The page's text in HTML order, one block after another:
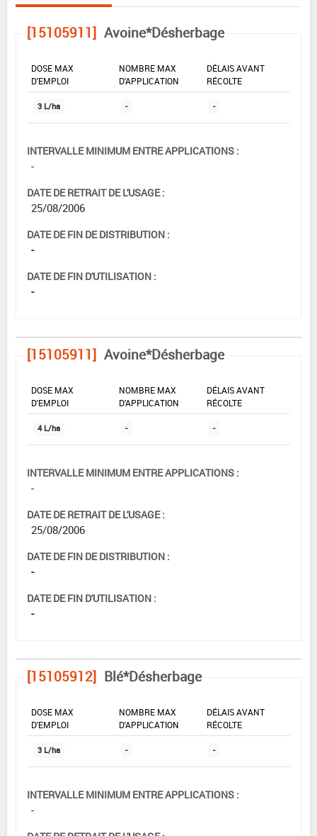
[15105911] Avoine*Désherbage
DOSE MAX
D'EMPLOI
NOMBRE MAX
D'APPLICATION
DÉLAIS AVANT
RÉCOLTE
3 L/ha - -
INTERVALLE MINIMUM ENTRE APPLICATIONS :
-
DATE DE RETRAIT DE L'USAGE :
25/08/2006
DATE DE FIN DE DISTRIBUTION :
-
DATE DE FIN D'UTILISATION :
-
[15105911] Avoine*Désherbage
DOSE MAX
D'EMPLOI
NOMBRE MAX
D'APPLICATION
DÉLAIS AVANT
RÉCOLTE
4 L/ha - -
INTERVALLE MINIMUM ENTRE APPLICATIONS :
-
DATE DE RETRAIT DE L'USAGE :
25/08/2006
DATE DE FIN DE DISTRIBUTION :
-
DATE DE FIN D'UTILISATION :
-
[15105912] Blé*Désherbage
DOSE MAX
D'EMPLOI
NOMBRE MAX
D'APPLICATION
DÉLAIS AVANT
RÉCOLTE
3 L/ha - -
INTERVALLE MINIMUM ENTRE APPLICATIONS :
-